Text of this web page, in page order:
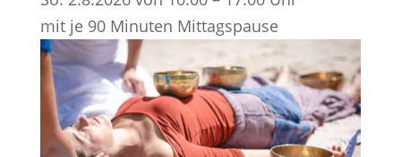
mit je 90 Minuten Mittagspause